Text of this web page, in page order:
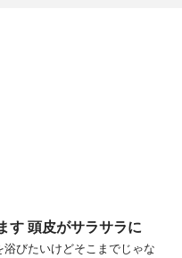
す 頭皮がサラサラに
びたいけどそこまでじゃな